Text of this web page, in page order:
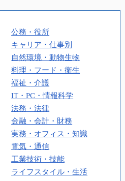
公務・役所
キャリア・仕事別
自然環境・動物生物
料理・フード・衛生
福祉・介護
IT・PC・情報科学
法務・法律
金融・会計・財務
実務・オフィス・知識
電気・通信
工業技術・技能
ライフスタイル・生活